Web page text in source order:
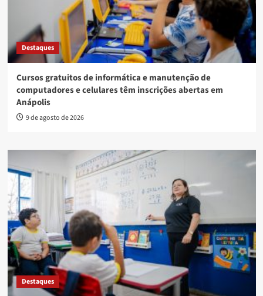
Destaques
Cursos gratuitos de informática e manutenção de
computadores e celulares têm inscrições abertas em
Anápolis
9 de agosto de 2026
Destaques